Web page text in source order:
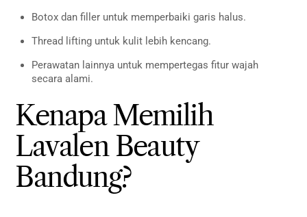
Botox dan filler untuk memperbaiki garis halus.
Thread lifting untuk kulit lebih kencang.
Perawatan lainnya untuk mempertegas fitur wajah
secara alami.
Kenapa Memilih
Lavalen Beauty
Bandung?